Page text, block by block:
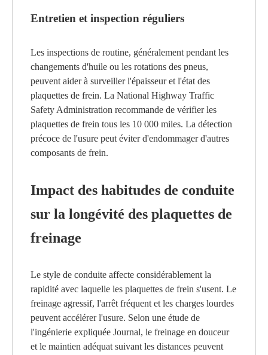
Entretien et inspection réguliers
Les inspections de routine, généralement pendant les
changements d'huile ou les rotations des pneus,
peuvent aider à surveiller l'épaisseur et l'état des
plaquettes de frein. La National Highway Traffic
Safety Administration recommande de vérifier les
plaquettes de frein tous les 10 000 miles. La détection
précoce de l'usure peut éviter d'endommager d'autres
composants de frein.
Impact des habitudes de conduite
sur la longévité des plaquettes de
freinage
Le style de conduite affecte considérablement la
rapidité avec laquelle les plaquettes de frein s'usent. Le
freinage agressif, l'arrêt fréquent et les charges lourdes
peuvent accélérer l'usure. Selon une étude de
l'ingénierie expliquée Journal, le freinage en douceur
et le maintien adéquat suivant les distances peuvent